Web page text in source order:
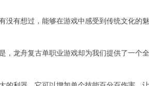
有想过，能够在游戏中感受到传统文化的
，龙舟复古单职业游戏却为我们提供了一个